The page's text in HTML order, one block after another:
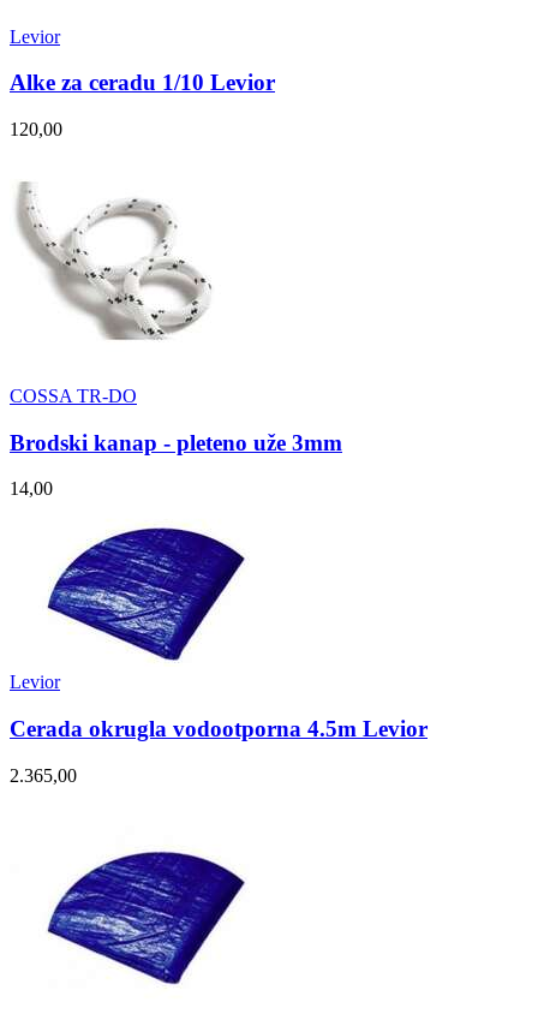
Levior
Alke za ceradu 1/10 Levior
120,00
COSSA TR-DO
Brodski kanap - pleteno uže 3mm
14,00
Levior
Cerada okrugla vodootporna 4.5m Levior
2.365,00